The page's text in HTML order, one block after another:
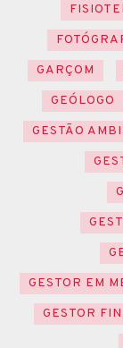
GARÇOM
GEÓLOGO
GESTÃO
GESTOR EM
GESTOR